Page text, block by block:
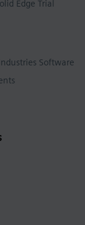
Edge Trial
Software